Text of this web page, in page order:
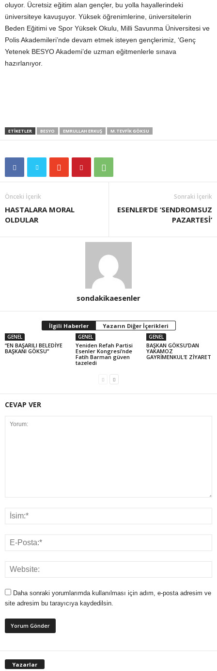
oluyor. Ücretsiz eğitim alan gençler, bu yolla hayallerindeki
üniversiteye kavuşuyor. Yüksek öğrenimlerine, üniversitelerin
Beden Eğitimi ve Spor Yüksek Okulu, Milli Savunma Üniversitesi ve
Polis Akademileri’nde devam etmek isteyen gençlerimiz, ‘Genç
Yetenek BESYO Akademi’de uzman eğitmenlerle sınava
hazırlanıyor.
ETIKETLER BESYO EMRULLAH ERKUŞ M.TEVFIK GÖKSU
Önceki İçerik
HASTALARA MORAL
OLDULAR
Sonraki İçerik
ESENLER’DE ‘SENDROMSUZ
PAZARTESİ’
sondakikaesenler
İlgili Haberler Yazarın Diğer İçerikleri
GENEL
“EN BAŞARILI BELEDİYE
BAŞKANI GÖKSU”
GENEL
Yeniden Refah Partisi
Esenler Kongresi’nde
Fatih Barman güven
tazeledi
GENEL
BAŞKAN GÖKSU’DAN
YAKAMOZ
GAYRİMENKUL’E ZİYARET
CEVAP VER
Daha sonraki yorumlarımda kullanılması için adım, e-posta adresim ve
site adresim bu tarayıcıya kaydedilsin.
Yazarlar